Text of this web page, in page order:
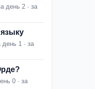
день 2 · за
день 1 · за
0 · за